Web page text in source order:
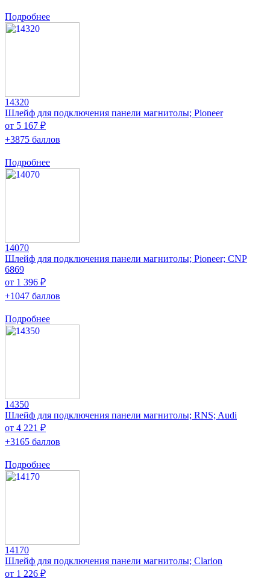
Подробнее
14320
Шлейф для подключения панели магнитолы; Pioneer
от 5 167 ₽
+3875 баллов
Подробнее
14070
Шлейф для подключения панели магнитолы; Pioneer; CNP
6869
от 1 396 ₽
+1047 баллов
Подробнее
14350
Шлейф для подключения панели магнитолы; RNS; Audi
от 4 221 ₽
+3165 баллов
Подробнее
14170
Шлейф для подключения панели магнитолы; Clarion
от 1 226 ₽